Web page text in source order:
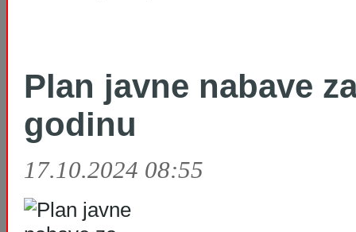
Plan javne nabave
godinu
17.10.2024 08:55